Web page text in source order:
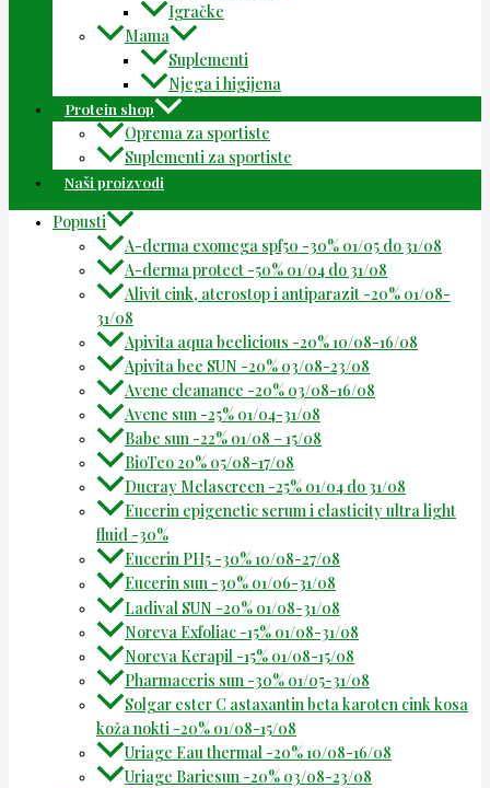
Igračke
Mama
Suplementi
Njega i higijena
Protein shop
Oprema za sportiste
Suplementi za sportiste
Naši proizvodi
Popusti
A-derma exomega spf50 -30% 01/05 do 31/08
A-derma protect -50% 01/04 do 31/08
Alivit cink, aterostop i antiparazit -20% 01/08-
31/08
Apivita aqua beelicious -20% 10/08-16/08
Apivita bee SUN -20% 03/08-23/08
Avene cleanance -20% 03/08-16/08
Avene sun -25% 01/04-31/08
Babe sun -22% 01/08 – 15/08
BioTeo 20% 05/08-17/08
Ducray Melascreen -25% 01/04 do 31/08
Eucerin epigenetic serum i elasticity ultra light
fluid -30%
Eucerin PH5 -30% 10/08-27/08
Eucerin sun -30% 01/06-31/08
Ladival SUN -20% 01/08-31/08
Noreva Exfoliac -15% 01/08-31/08
Noreva Kerapil -15% 01/08-15/08
Pharmaceris sun -30% 01/05-31/08
Solgar ester C astaxantin beta karoten cink kosa
koža nokti -20% 01/08-15/08
Uriage Eau thermal -20% 10/08-16/08
Uriage Bariesun -20% 03/08-23/08